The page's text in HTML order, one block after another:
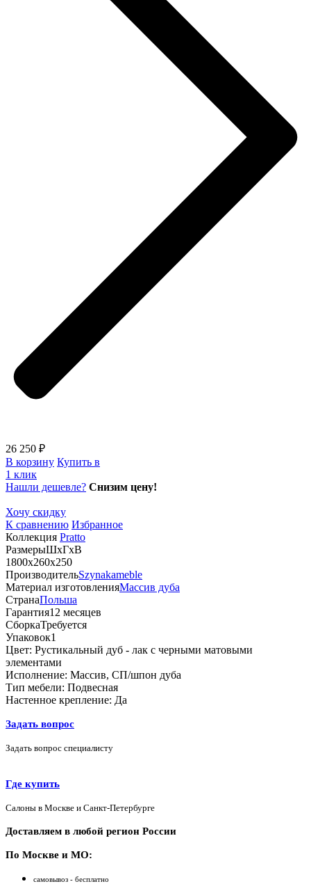
26 250 ₽
В корзину Купить в
1 клик
Нашли дешевле? Снизим цену!
Хочу скидку
К сравнению Избранное
Коллекция Pratto
РазмерыШхГхВ
1800х260х250
ПроизводительSzynakameble
Материал изготовленияМассив дуба
СтранаПольша
Гарантия12 месяцев
СборкаТребуется
Упаковок1
Цвет: Рустикальный дуб - лак с черными матовыми
элементами
Исполнение: Массив, СП/шпон дуба
Тип мебели: Подвесная
Настенное крепление: Да
Задать вопрос
Задать вопрос специалисту
Где купить
Салоны в Москве и Санкт-Петербурге
Доставляем в любой регион России
По Москве и МО:
самовывоз - бесплатно